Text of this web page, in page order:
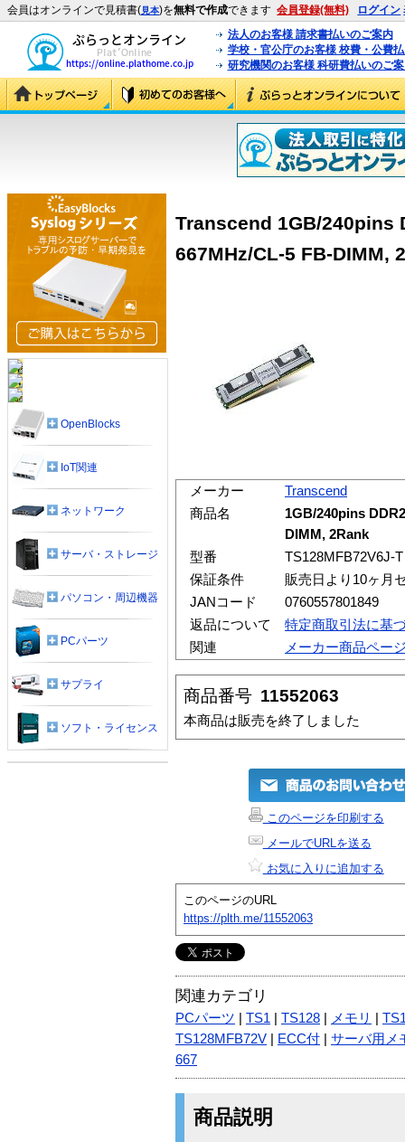
会員はオンラインで見積書(見本)を無料で作成できます 会員登録(無料) ログイン
法人のお客様 請求書払いのご案内
学校・官公庁のお客様 校費・公費
研究機関のお客様 科研費払いのご
Transcend 1GB/240pins
667MHz/CL-5 FB-DIMM,
メーカー
Transcend
商品名
1GB/240pins
DIMM, 2Rank
型番
TS128MFB72V6J-T
保証条件
販売日より10ヶ月
JANコード
0760557801849
返品について
特定商取引法に基
関連
メーカー商品ペー
商品番号 11552063
本商品は販売を終了しました
このページを印刷する
メールでURLを送る
お気に入りに追加する
このページのURL
https://plth.me/11552063
関連カテゴリ
PCパーツ TS1 TS128 メモリ
TS128MFB72V
ECC付
サーバ用メ
667
商品説明
OpenBlocks
IoT関連
ネットワーク
サーバ・ストレージ
パソコン・周辺機器
PCパーツ
サプライ
ソフト・ライセンス